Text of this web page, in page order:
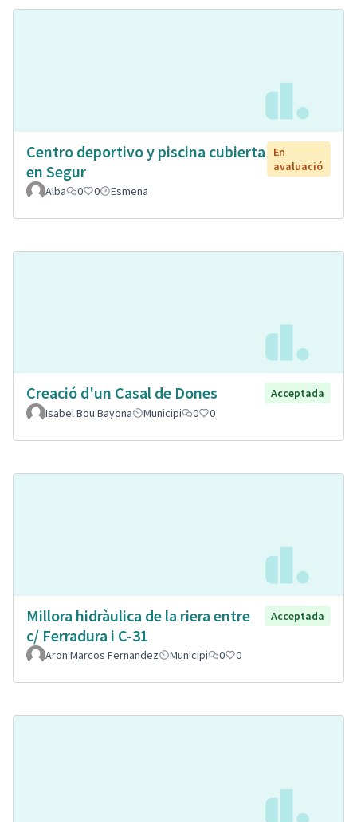
Centro deportivo y piscina cubierta
en Segur
En
avaluació
Alba
0 0 Esmena
Creació d'un Casal de Dones
Acceptada
Isabel Bou Bayona
Municipi 0 0
Millora hidràulica de la riera entre
c/ Ferradura i C-31
Acceptada
Aron Marcos Fernandez Municipi 0 0